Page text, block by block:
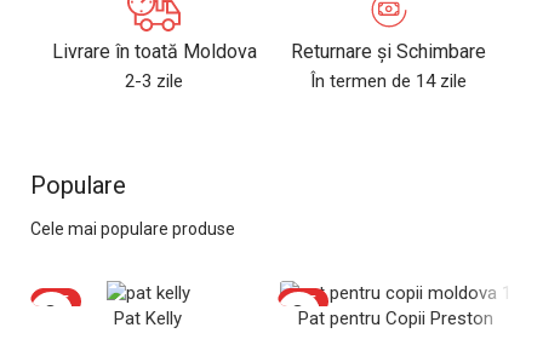
Livrare în toată Moldova
2-3 zile
Returnare și Schimbare
În termen de 14 zile
Populare
Cele mai populare produse
HOT
Pat Kelly
HOT
Pat pentru Copii Preston